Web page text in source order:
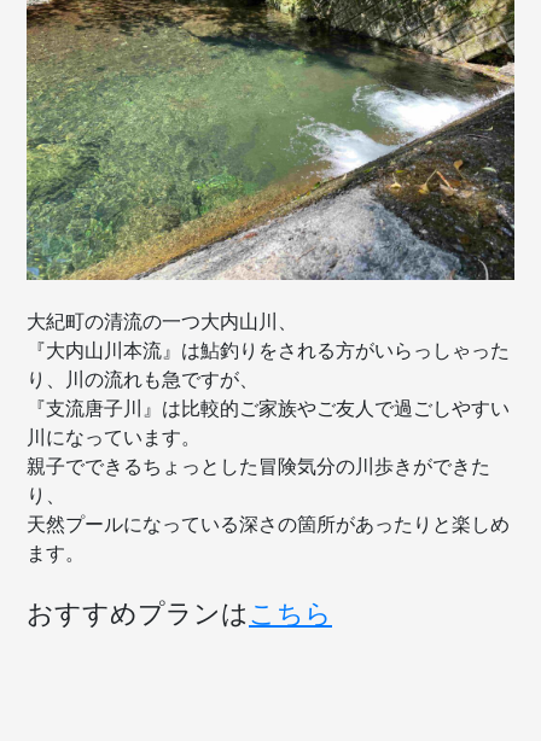
大紀町の清流の一つ大内山川、
『大内山川本流』は鮎釣りをされる方がいらっしゃった
り、川の流れも急ですが、
『支流唐子川』は比較的ご家族やご友人で過ごしやすい
川になっています。
親子でできるちょっとした冒険気分の川歩きができた
り、
天然プールになっている深さの箇所があったりと楽しめ
ます。
おすすめプランはこちら